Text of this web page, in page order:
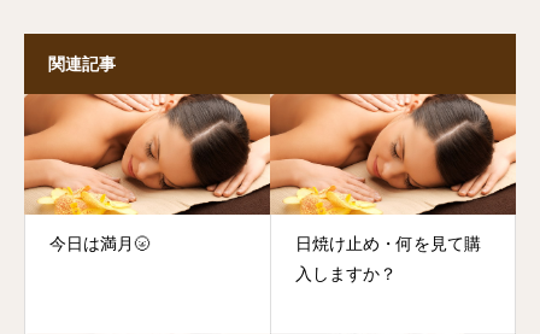
関連記事
今日は満月🌝
日焼け止め・何を見て購
入しますか？